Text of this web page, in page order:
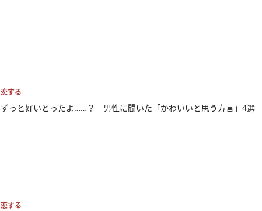
恋する
ずっと好いとったよ……？ 男性に聞いた「かわいいと思う方言」4選
恋する